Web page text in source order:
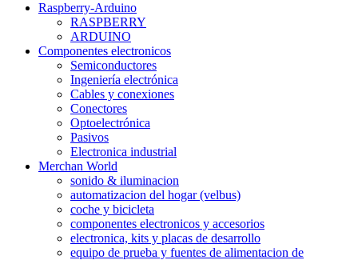
Raspberry-Arduino
RASPBERRY
ARDUINO
Componentes electronicos
Semiconductores
Ingeniería electrónica
Cables y conexiones
Conectores
Optoelectrónica
Pasivos
Electronica industrial
Merchan World
sonido & iluminacion
automatizacion del hogar (velbus)
coche y bicicleta
componentes electronicos y accesorios
electronica, kits y placas de desarrollo
equipo de prueba y fuentes de alimentacion de